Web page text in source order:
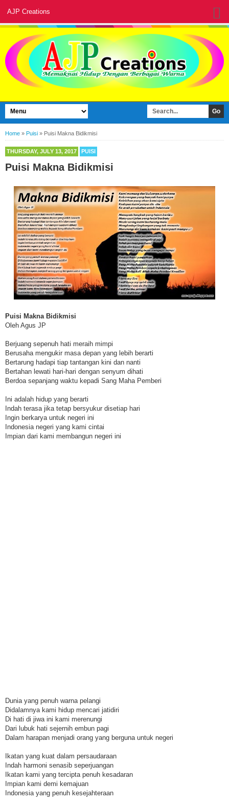
AJP Creations
Home » Puisi » Puisi Makna Bidikmisi
THURSDAY, JULY 13, 2017 PUISI
Puisi Makna Bidikmisi
Puisi Makna Bidikmisi
Oleh Agus JP
Berjuang sepenuh hati meraih mimpi
Berusaha mengukir masa depan yang lebih berarti
Bertarung hadapi tiap tantangan kini dan nanti
Bertahan lewati hari-hari dengan senyum dihati
Berdoa sepanjang waktu kepadi Sang Maha Pemberi
Ini adalah hidup yang berarti
Indah terasa jika tetap bersyukur disetiap hari
Ingin berkarya untuk negeri ini
Indonesia negeri yang kami cintai
Impian dari kami membangun negeri ini
Dunia yang penuh warna pelangi
Didalamnya kami hidup mencari jatidiri
Di hati di jiwa ini kami merenungi
Dari lubuk hati sejernih embun pagi
Dalam harapan menjadi orang yang berguna untuk negeri
Ikatan yang kuat dalam persaudaraan
Indah harmoni senasib seperjuangan
Ikatan kami yang tercipta penuh kesadaran
Impian kami demi kemajuan
Indonesia yang penuh kesejahteraan